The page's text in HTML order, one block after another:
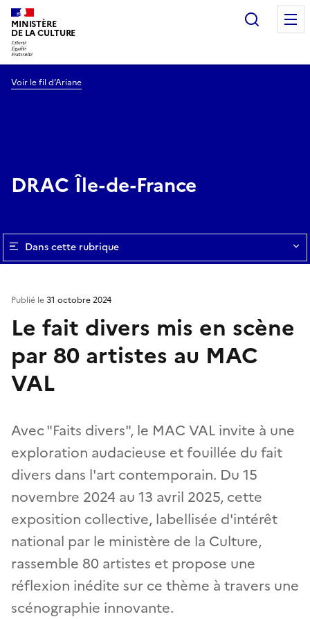
MINISTÈRE
DE LA CULTURE
Voir le fil d’Ariane
DRAC Île-de-France
Dans cette rubrique
Le fait divers mis en scène
par 80 artistes au MAC
VAL
Avec "Faits divers", le MAC VAL invite à une
exploration audacieuse et fouillée du fait
divers dans l'art contemporain. Du 15
novembre 2024 au 13 avril 2025, cette
exposition collective, labellisée d'intérêt
national par le ministère de la Culture,
rassemble 80 artistes et propose une
réflexion inédite sur ce thème à travers une
scénographie innovante.
Publié le31 octobre 2024